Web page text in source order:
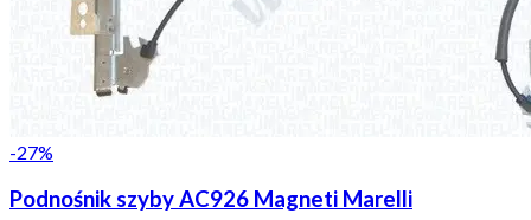
-27%
Podnośnik szyby AC926 Magneti Marelli